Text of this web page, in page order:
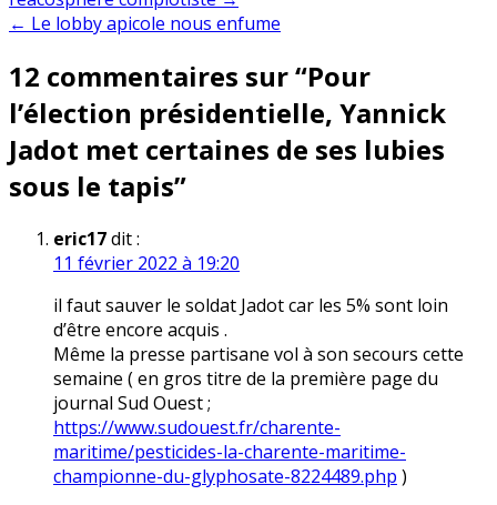
de
← Le lobby apicole nous enfume
12 commentaires sur “Pour
l’élection présidentielle, Yannick
Jadot met certaines de ses lubies
sous le tapis”
eric17dit :
11 février 2022 à 19:20
il faut sauver le soldat Jadot car les 5% sont loin
d’être encore acquis .
Même la presse partisane vol à son secours cette
semaine ( en gros titre de la première page du
journal Sud Ouest ;
https://www.sudouest.fr/charente-
maritime/pesticides-la-charente-maritime-
championne-du-glyphosate-8224489.php )